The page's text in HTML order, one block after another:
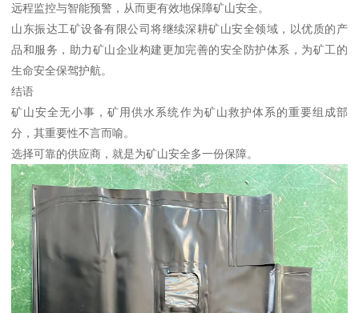
远程监控与智能预警，从而更有效地保障矿山安全。
山东振达工矿设备有限公司将继续深耕矿山安全领域，以优质的产
品和服务，助力矿山企业构建更加完善的安全防护体系，为矿工的
生命安全保驾护航。
结语
矿山安全无小事，矿用供水系统作为矿山救护体系的重要组成部
分，其重要性不言而喻。
选择可靠的供应商，就是为矿山安全多一份保障。